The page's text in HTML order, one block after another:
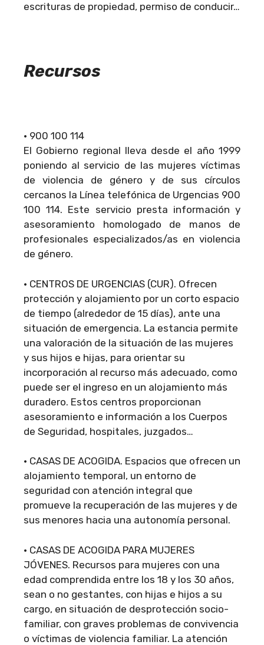
escrituras de propiedad, permiso de conducir…
Recursos
• 900 100 114
El Gobierno regional lleva desde el año 1999
poniendo al servicio de las mujeres víctimas
de violencia de género y de sus círculos
cercanos la Línea telefónica de Urgencias 900
100 114. Este servicio presta información y
asesoramiento homologado de manos de
profesionales especializados/as en violencia
de género.
• CENTROS DE URGENCIAS (CUR). Ofrecen
protección y alojamiento por un corto espacio
de tiempo (alrededor de 15 días), ante una
situación de emergencia. La estancia permite
una valoración de la situación de las mujeres
y sus hijos e hijas, para orientar su
incorporación al recurso más adecuado, como
puede ser el ingreso en un alojamiento más
duradero. Estos centros proporcionan
asesoramiento e información a los Cuerpos
de Seguridad, hospitales, juzgados…
• CASAS DE ACOGIDA. Espacios que ofrecen un
alojamiento temporal, un entorno de
seguridad con atención integral que
promueve la recuperación de las mujeres y de
sus menores hacia una autonomía personal.
• CASAS DE ACOGIDA PARA MUJERES
JÓVENES. Recursos para mujeres con una
edad comprendida entre los 18 y los 30 años,
sean o no gestantes, con hijas e hijos a su
cargo, en situación de desprotección socio-
familiar, con graves problemas de convivencia
o víctimas de violencia familiar. La atención